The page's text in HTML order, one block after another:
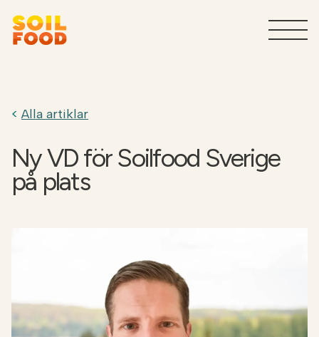
Tjänster för industrin
Produkter för industrin
SV Sök
Alla artiklar
Ny VD för Soilfood Sverige
på plats